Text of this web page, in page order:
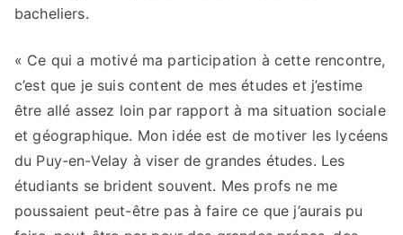
bacheliers.
« Ce qui a motivé ma participation à cette rencontre,
c’est que je suis content de mes études et j’estime
être allé assez loin par rapport à ma situation sociale
et géographique. Mon idée est de motiver les lycéens
du Puy-en-Velay à viser de grandes études. Les
étudiants se brident souvent. Mes profs ne me
poussaient peut-être pas à faire ce que j’aurais pu